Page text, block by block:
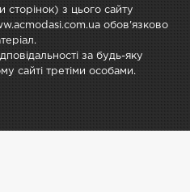
сторінок) з цього сайту
обов'язково
за будь-яку
сайті третіми особами.